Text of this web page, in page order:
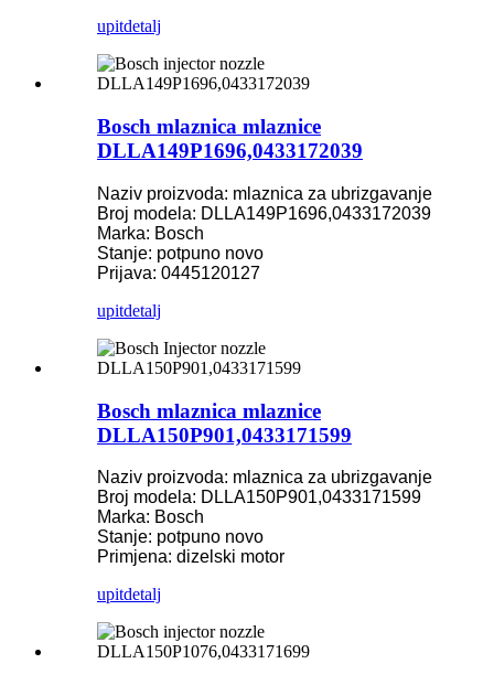
upitdetalj
Bosch mlaznica mlaznice
DLLA149P1696,0433172039
Naziv proizvoda: mlaznica za ubrizgavanje
Broj modela: DLLA149P1696,0433172039
Marka: Bosch
Stanje: potpuno novo
Prijava: 0445120127
upitdetalj
Bosch mlaznica mlaznice
DLLA150P901,0433171599
Naziv proizvoda: mlaznica za ubrizgavanje
Broj modela: DLLA150P901,0433171599
Marka: Bosch
Stanje: potpuno novo
Primjena: dizelski motor
upitdetalj